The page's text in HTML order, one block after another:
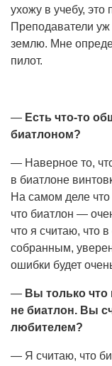
ухожу в учебу, это
Преподаватели уж
землю. Мне
пилот.
— Есть что-то
биатлоном?
— Наверное то,
в биатлоне
На самом деле что
что биатлон —
что я считаю, что
собранным,
ошибки будет
— Вы только
не биатлон. Вы
любителем?
— Я считаю, что